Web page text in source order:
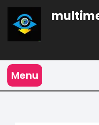
Naar
inhoud
gaan
Menu